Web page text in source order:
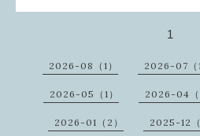
1
2026-08（1） 2026-07（1
2026-05（1） 2026-04（
2026-01（2） 2025-12（